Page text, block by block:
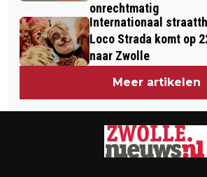
onrechtmatig
Internationaal
Loco Strada komt op
naar Zwolle
Meer artikelen